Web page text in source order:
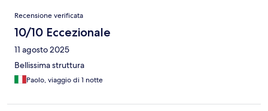
Recensioni
Recensione verificata
10/10 Eccezionale
11 agosto 2025
Bellissima struttura
Paolo, viaggio di 1 notte